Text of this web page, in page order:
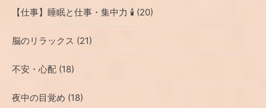
【仕事】睡眠と仕事・集中力 🕯️ (20)
脳のリラックス (21)
不安・心配 (18)
夜中の目覚め (18)